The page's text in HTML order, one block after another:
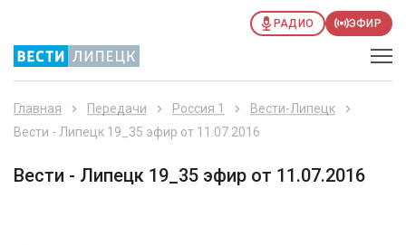
РАДИО ЭФИР
Главная Передачи Россия 1
Вести-Липецк
Вести - Липецк 19_35 эфир от 11.07.2016
Вести - Липецк 19_35 эфир от 11.07.2016